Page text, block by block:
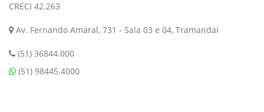
CRECI 42.263
Av. Fernando Amaral, 731 - Sala 03 e 04, Tramandaí
(51) 36844.000
(51) 98445.4000